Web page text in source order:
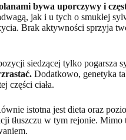
bywa uporczywy i
jak i u tych o smukłej
Brak aktywności sprzyja
siedzącej tylko pogarsza
Dodatkowo, genetyka
części ciała.
istotna jest dieta oraz
tłuszczu w tym rejonie.